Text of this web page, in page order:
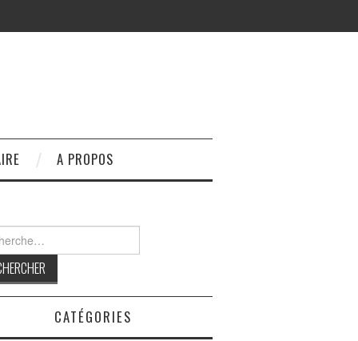
A PROPOS
CATÉGORIES